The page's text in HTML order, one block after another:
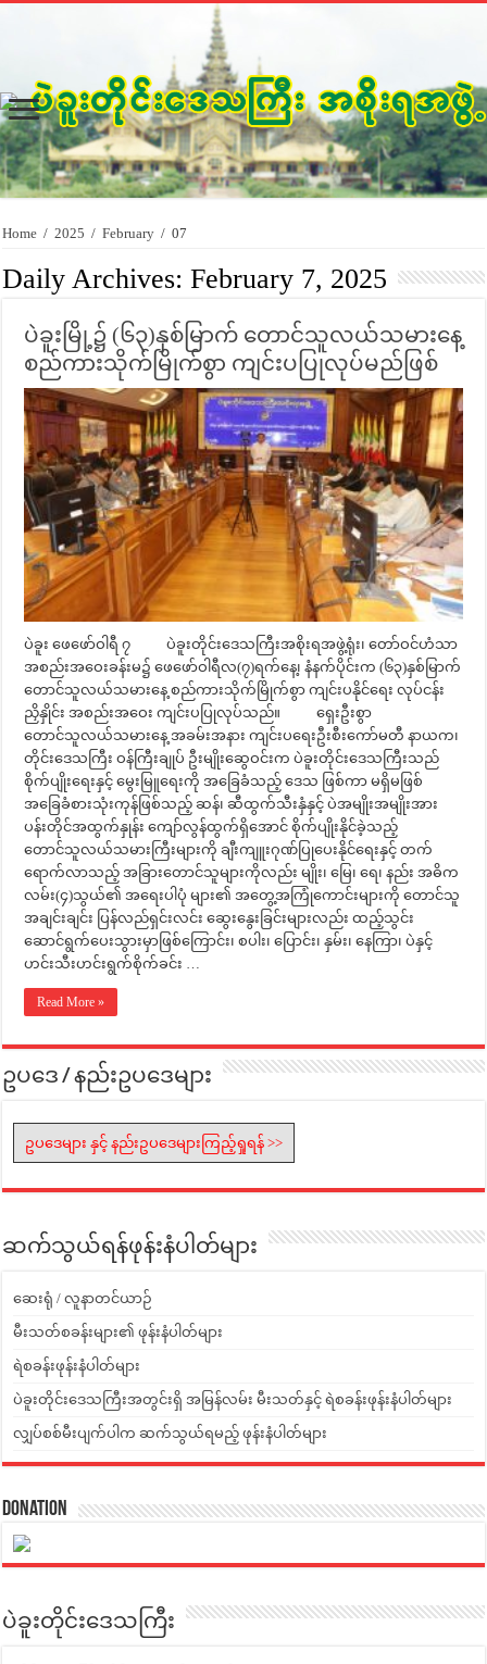
Home / 2025 / February / 07
Daily Archives:February 7, 2025
ပဲခူးမြို့၌ (၆၃)နှစ်မြာက် တောင်သူလယ်သမားနေ့
စည်ကားသိုက်မြိုက်စွာ ကျင်းပပြုလုပ်မည်ဖြစ်
ပဲခူး ဖေဖော်ဝါရီ ၇ ပဲခူးတိုင်းဒေသကြီးအစိုးရအဖွဲ့ရုံး၊ တော်ဝင်ဟံသာ
အစည်းအဝေးခန်းမ၌ ဖေဖော်ဝါရီလ(၇)ရက်နေ့၊ နံနက်ပိုင်းက (၆၃)နှစ်မြာက်
တောင်သူလယ်သမားနေ့ စည်ကားသိုက်မြိုက်စွာ ကျင်းပနိုင်ရေး လုပ်ငန်း
ညှိနှိုင်း အစည်းအဝေး ကျင်းပပြုလုပ်သည်။ ရှေးဦးစွာ
တောင်သူလယ်သမားနေ့ အခမ်းအနား ကျင်းပရေးဦးစီးကော်မတီ နာယက၊
တိုင်းဒေသကြီး ဝန်ကြီးချုပ် ဦးမျိုးဆွေဝင်းက ပဲခူးတိုင်းဒေသကြီးသည်
စိုက်ပျိုးရေးနှင့် မွေးမြူရေးကို အခြေခံသည့် ဒေသ ဖြစ်ကာ မရှိမဖြစ်
အခြေခံစားသုံးကုန်ဖြစ်သည့် ဆန်၊ ဆီထွက်သီးနှံနှင့် ပဲအမျိုးအမျိုးအား
ပန်းတိုင်အထွက်နှုန်း ကျော်လွန်ထွက်ရှိအောင် စိုက်ပျိုးနိုင်ခဲ့သည့်
တောင်သူလယ်သမားကြီးများကို ချီးကျူးဂုဏ်ပြုပေးနိုင်ရေးနှင့် တက်
ရောက်လာသည့် အခြားတောင်သူများကိုလည်း မျိုး၊ မြေ၊ ရေ၊ နည်း အဓိက
လမ်း(၄)သွယ်၏ အရေးပါပုံ များ၏ အတွေ့အကြုံကောင်းများကို တောင်သူ
အချင်းချင်း ပြန်လည်ရှင်းလင်း ဆွေးနွေးခြင်းများလည်း ထည့်သွင်း
ဆောင်ရွက်ပေးသွားမှာဖြစ်ကြောင်း၊ စပါး၊ ပြောင်း၊ နှမ်း၊ နေကြာ၊ ပဲနှင့်
ဟင်းသီးဟင်းရွက်စိုက်ခင်း …
Read More »
ဥပဒေ / နည်းဥပဒေများ
ဥပဒေများ နှင့် နည်းဥပဒေများကြည့်ရှုရန် >>
ဆက်သွယ်ရန်ဖုန်းနံပါတ်များ
ဆေးရုံ / လူနာတင်ယာဉ်
မီးသတ်စခန်းများ၏ ဖုန်းနံပါတ်များ
ရဲစခန်းဖုန်းနံပါတ်များ
ပဲခူးတိုင်းဒေသကြီးအတွင်းရှိ အမြန်လမ်း မီးသတ်နှင့် ရဲစခန်းဖုန်းနံပါတ်များ
လျှပ်စစ်မီးပျက်ပါက ဆက်သွယ်ရမည့် ဖုန်းနံပါတ်များ
Donation
ပဲခူးတိုင်းဒေသကြီး